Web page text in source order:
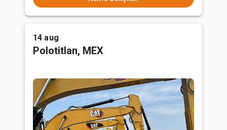
14 aug
Polotitlan, MEX